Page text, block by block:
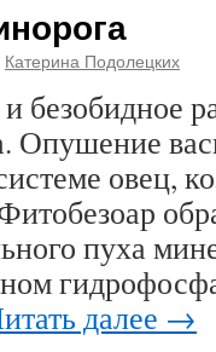
Катерина Подолецких
безобидное
Опушение
овец,
пуха
далее →